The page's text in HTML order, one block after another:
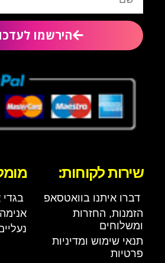
הירשמו
שירות לקוחות:
דברו איתנו בוואטסאפ
הזמנות, החזרות
ומשלוחים
תנאי שימוש ומדיניות
פרטיות
בגדי